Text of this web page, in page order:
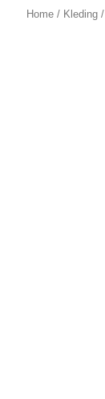
Home/ Kleding/